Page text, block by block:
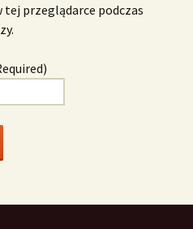
przeglądarce podczas